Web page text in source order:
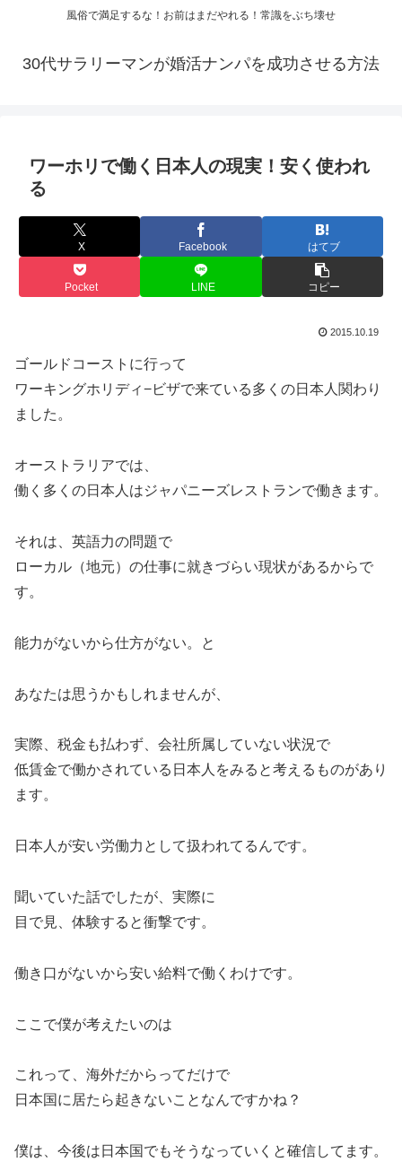
風俗で満足するな！お前はまだやれる！常識をぶち壊せ
30代サラリーマンが婚活ナンパを成功させる方法
ワーホリで働く日本人の現実！安く使われ
る
X Facebook はてブ
Pocket LINE コピー
2015.10.19
ゴールドコーストに行って
ワーキングホリディ−ビザで来ている多くの日本人関わり
ました。
オーストラリアでは、
働く多くの日本人はジャパニーズレストランで働きます。
それは、英語力の問題で
ローカル（地元）の仕事に就きづらい現状があるからで
す。
能力がないから仕方がない。と
あなたは思うかもしれませんが、
実際、税金も払わず、会社所属していない状況で
低賃金で働かされている日本人をみると考えるものがあり
ます。
日本人が安い労働力として扱われてるんです。
聞いていた話でしたが、実際に
目で見、体験すると衝撃です。
働き口がないから安い給料で働くわけです。
ここで僕が考えたいのは
これって、海外だからってだけで
日本国に居たら起きないことなんですかね？
僕は、今後は日本国でもそうなっていくと確信してます。